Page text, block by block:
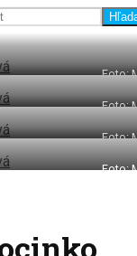
Foto:
Foto:
Foto:
Foto: